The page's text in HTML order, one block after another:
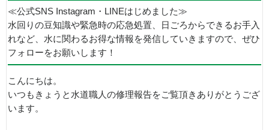
≪公式SNS Instagram・LINEはじめました≫
水回りの豆知識や緊急時の応急処置、日ごろからできるお手入
れなど、水に関わるお得な情報を発信していきますので、ぜひ
フォローをお願いします！
こんにちは。
いつもきょうと水道職人の修理報告をご覧頂きありがとうござ
います。